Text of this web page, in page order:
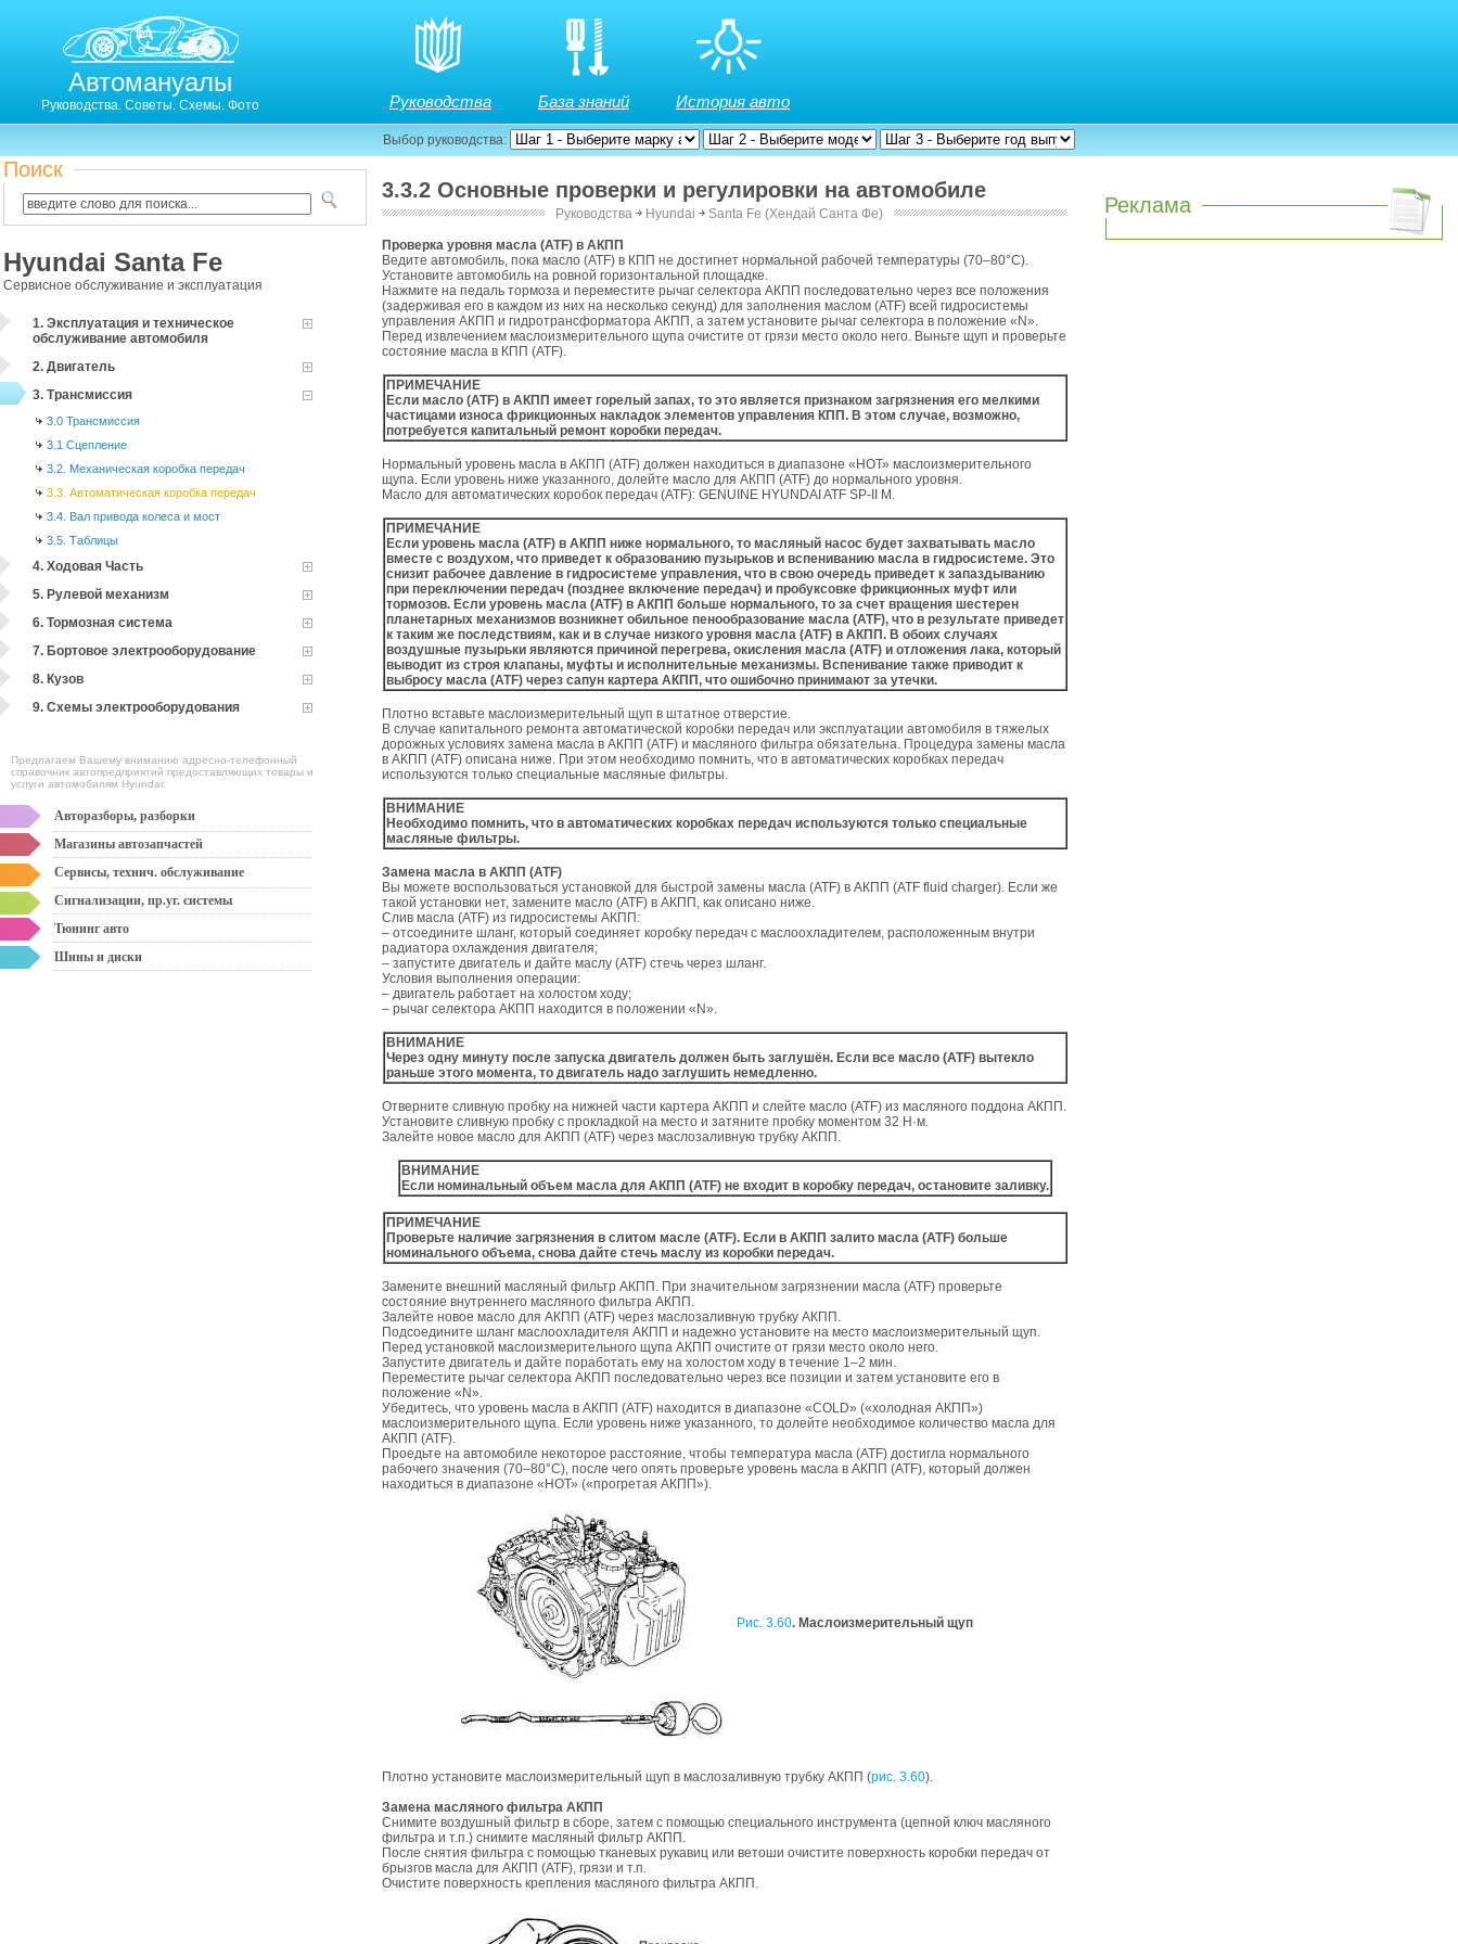
Автомануалы
Руководства. Советы. Схемы. Фото Руководства База знаний История авто
Выбор руководства:
Поиск
Hyundai Santa Fe
Сервисное обслуживание и эксплуатация
1. Эксплуатация и техническое
обслуживание автомобиля
2. Двигатель
3. Трансмиссия
3.0 Трансмиссия
3.1 Сцепление
3.2. Механическая коробка передач
3.3. Автоматическая коробка передач
3.4. Вал привода колеса и мост
3.5. Таблицы
4. Ходовая Часть
5. Рулевой механизм
6. Тормозная система
7. Бортовое электрооборудование
8. Кузов
9. Схемы электрооборудования
Предлагаем Вашему вниманию адресно-телефонный
справочник автопредприятий предоставляющих товары и
услуги автомобилям Hyundai:
Авторазборы, разборки
Магазины автозапчастей
Сервисы, технич. обслуживание
Сигнализации, пр.уг. системы
Тюнинг авто
Шины и диски
3.3.2 Основные проверки и регулировки на автомобиле
Руководства ￫ Hyundai ￫ Santa Fe (Хендай Санта Фе)
Проверка уровня масла (ATF) в АКПП
Ведите автомобиль, пока масло (ATF) в КПП не достигнет нормальной рабочей температуры (70–80°С).
Установите автомобиль на ровной горизонтальной площадке.
Нажмите на педаль тормоза и переместите рычаг селектора АКПП последовательно через все положения
(задерживая его в каждом из них на несколько секунд) для заполнения маслом (ATF) всей гидросистемы
управления АКПП и гидротрансформатора АКПП, а затем установите рычаг селектора в положение «N».
Перед извлечением маслоизмерительного щупа очистите от грязи место около него. Выньте щуп и проверьте
состояние масла в КПП (ATF).
ПРИМЕЧАНИЕ
Если масло (ATF) в АКПП имеет горелый запах, то это является признаком загрязнения его мелкими
частицами износа фрикционных накладок элементов управления КПП. В этом случае, возможно,
потребуется капитальный ремонт коробки передач.
Нормальный уровень масла в АКПП (ATF) должен находиться в диапазоне «НОТ» маслоизмерительного
щупа. Если уровень ниже указанного, долейте масло для АКПП (ATF) до нормального уровня.
Масло для автоматических коробок передач (ATF): GENUINE HYUNDAI ATF SP-II M.
ПРИМЕЧАНИЕ
Если уровень масла (ATF) в АКПП ниже нормального, то масляный насос будет захватывать масло
вместе с воздухом, что приведет к образованию пузырьков и вспениванию масла в гидросистеме. Это
снизит рабочее давление в гидросистеме управления, что в свою очередь приведет к запаздыванию
при переключении передач (позднее включение передач) и пробуксовке фрикционных муфт или
тормозов. Если уровень масла (ATF) в АКПП больше нормального, то за счет вращения шестерен
планетарных механизмов возникнет обильное пенообразование масла (ATF), что в результате приведет
к таким же последствиям, как и в случае низкого уровня масла (ATF) в АКПП. В обоих случаях
воздушные пузырьки являются причиной перегрева, окисления масла (ATF) и отложения лака, который
выводит из строя клапаны, муфты и исполнительные механизмы. Вспенивание также приводит к
выбросу масла (ATF) через сапун картера АКПП, что ошибочно принимают за утечки.
Плотно вставьте маслоизмерительный щуп в штатное отверстие.
В случае капитального ремонта автоматической коробки передач или эксплуатации автомобиля в тяжелых
дорожных условиях замена масла в АКПП (ATF) и масляного фильтра обязательна. Процедура замены масла
в АКПП (ATF) описана ниже. При этом необходимо помнить, что в автоматических коробках передач
используются только специальные масляные фильтры.
ВНИМАНИЕ
Необходимо помнить, что в автоматических коробках передач используются только специальные
масляные фильтры.
Замена масла в АКПП (ATF)
Вы можете воспользоваться установкой для быстрой замены масла (ATF) в АКПП (ATF fluid charger). Если же
такой установки нет, замените масло (ATF) в АКПП, как описано ниже.
Слив масла (ATF) из гидросистемы АКПП:
– отсоедините шланг, который соединяет коробку передач с маслоохладителем, расположенным внутри
радиатора охлаждения двигателя;
– запустите двигатель и дайте маслу (ATF) стечь через шланг.
Условия выполнения операции:
– двигатель работает на холостом ходу;
– рычаг селектора АКПП находится в положении «N».
ВНИМАНИЕ
Через одну минуту после запуска двигатель должен быть заглушён. Если все масло (ATF) вытекло
раньше этого момента, то двигатель надо заглушить немедленно.
Отверните сливную пробку на нижней части картера АКПП и слейте масло (ATF) из масляного поддона АКПП.
Установите сливную пробку с прокладкой на место и затяните пробку моментом 32 Н·м.
Залейте новое масло для АКПП (ATF) через маслозаливную трубку АКПП.
ВНИМАНИЕ
Если номинальный объем масла для АКПП (ATF) не входит в коробку передач, остановите заливку.
ПРИМЕЧАНИЕ
Проверьте наличие загрязнения в слитом масле (ATF). Если в АКПП залито масла (ATF) больше
номинального объема, снова дайте стечь маслу из коробки передач.
Замените внешний масляный фильтр АКПП. При значительном загрязнении масла (ATF) проверьте
состояние внутреннего масляного фильтра АКПП.
Залейте новое масло для АКПП (ATF) через маслозаливную трубку АКПП.
Подсоедините шланг маслоохладителя АКПП и надежно установите на место маслоизмерительный щуп.
Перед установкой маслоизмерительного щупа АКПП очистите от грязи место около него.
Запустите двигатель и дайте поработать ему на холостом ходу в течение 1–2 мин.
Переместите рычаг селектора АКПП последовательно через все позиции и затем установите его в
положение «N».
Убедитесь, что уровень масла в АКПП (ATF) находится в диапазоне «COLD» («холодная АКПП»)
маслоизмерительного щупа. Если уровень ниже указанного, то долейте необходимое количество масла для
АКПП (ATF).
Проедьте на автомобиле некоторое расстояние, чтобы температура масла (ATF) достигла нормального
рабочего значения (70–80°С), после чего опять проверьте уровень масла в АКПП (ATF), который должен
находиться в диапазоне «НОТ» («прогретая АКПП»).
Рис. 3.60. Маслоизмерительный щуп
Плотно установите маслоизмерительный щуп в маслозаливную трубку АКПП (рис. 3.60).
Замена масляного фильтра АКПП
Снимите воздушный фильтр в сборе, затем с помощью специального инструмента (цепной ключ масляного
фильтра и т.п.) снимите масляный фильтр АКПП.
После снятия фильтра с помощью тканевых рукавиц или ветоши очистите поверхность коробки передач от
брызгов масла для АКПП (ATF), грязи и т.п.
Очистите поверхность крепления масляного фильтра АКПП.
Реклама